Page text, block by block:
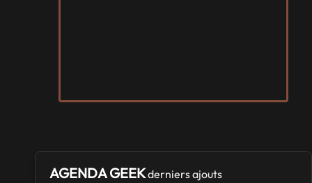
AGENDA GEEKderniers ajouts